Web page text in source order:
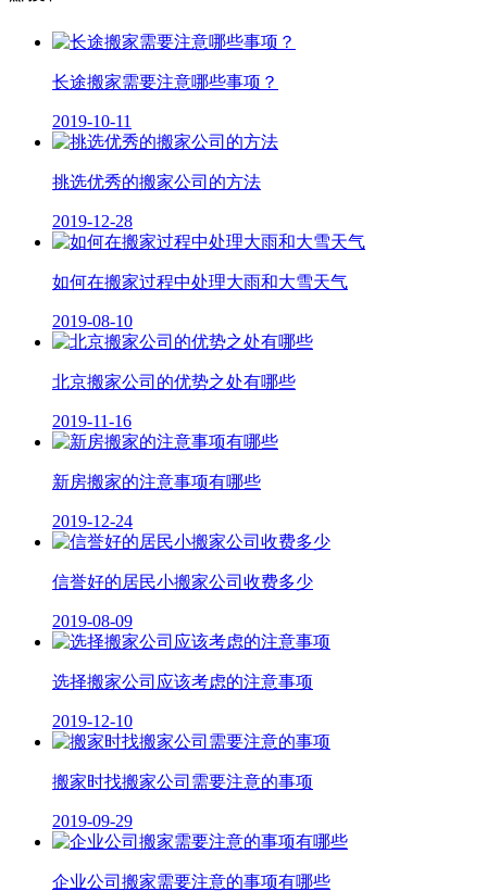
长途搬家需要注意哪些事项？
2019-10-11
挑选优秀的搬家公司的方法
2019-12-28
如何在搬家过程中处理大雨和大雪天气
2019-08-10
北京搬家公司的优势之处有哪些
2019-11-16
新房搬家的注意事项有哪些
2019-12-24
信誉好的居民小搬家公司收费多少
2019-08-09
选择搬家公司应该考虑的注意事项
2019-12-10
搬家时找搬家公司需要注意的事项
2019-09-29
企业公司搬家需要注意的事项有哪些